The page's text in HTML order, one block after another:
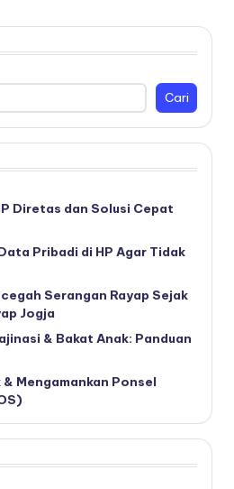
Cari
Diretas dan Solusi Cepat
Pribadi di HP Agar Tidak
Serangan Rayap Sejak
Jogja
& Bakat Anak: Panduan
Mengamankan Ponsel